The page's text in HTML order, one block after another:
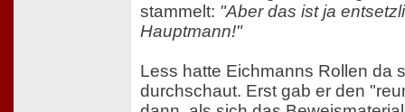
stammelt: "Aber das ist ja
Hauptmann!"
Less hatte Eichmanns Rollen da
durchschaut. Erst gab er den